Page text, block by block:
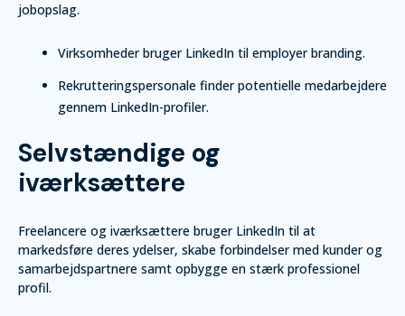
jobopslag.
Virksomheder bruger LinkedIn til employer branding.
Rekrutteringspersonale finder potentielle medarbejdere
gennem LinkedIn-profiler.
Selvstændige og
iværksættere
Freelancere og iværksættere bruger LinkedIn til at
markedsføre deres ydelser, skabe forbindelser med kunder og
samarbejdspartnere samt opbygge en stærk professionel
profil.